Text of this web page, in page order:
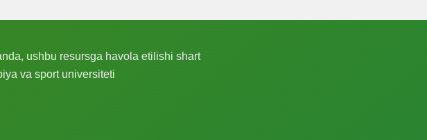
ushbu resursga havola etilishi shart
va sport universiteti